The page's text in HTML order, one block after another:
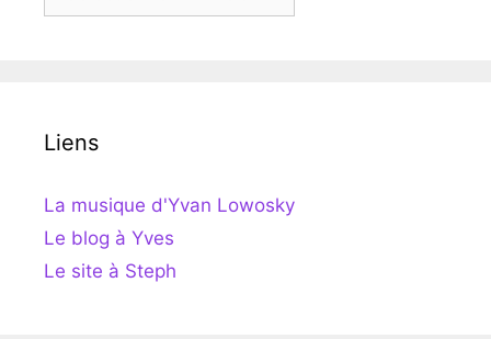
Liens
La musique d'Yvan Lowosky
Le blog à Yves
Le site à Steph